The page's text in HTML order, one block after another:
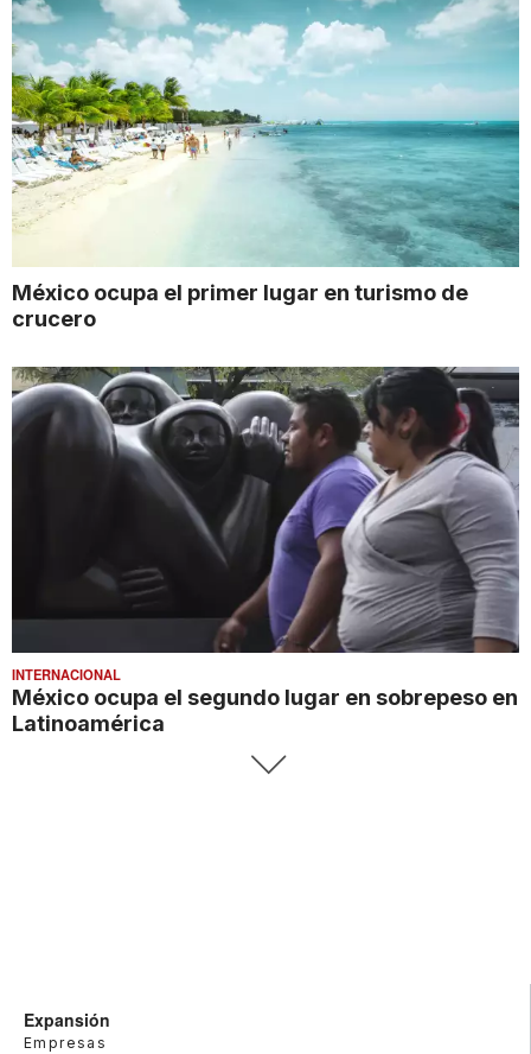
México ocupa el primer lugar en turismo de
crucero
INTERNACIONAL
México ocupa el segundo lugar en sobrepeso en
Latinoamérica
Expansión
Empresas